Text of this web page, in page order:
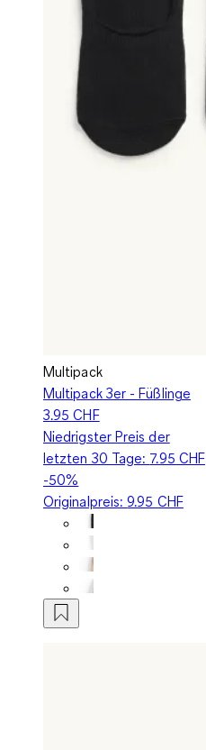
Multipack
Multipack 3er - Füßlinge
3.95 CHF
Niedrigster Preis der
letzten 30 Tage: 7.95 CHF
-50%
Originalpreis:9.95 CHF